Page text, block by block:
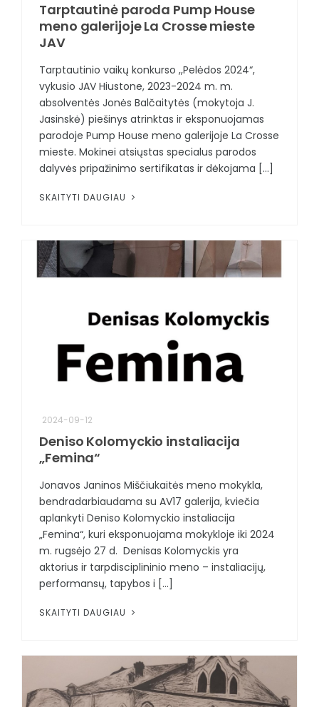
Tarptautinė paroda Pump House
meno galerijoje La Crosse mieste
JAV
Tarptautinio vaikų konkurso ,,Pelėdos 2024“,
vykusio JAV Hiustone, 2023-2024 m. m.
absolventės Jonės Balčaitytės (mokytoja J.
Jasinskė) piešinys atrinktas ir eksponuojamas
parodoje Pump House meno galerijoje La Crosse
mieste. Mokinei atsiųstas specialus parodos
dalyvės pripažinimo sertifikatas ir dėkojama [...]
SKAITYTI DAUGIAU
2024-09-12
Deniso Kolomyckio instaliacija
„Femina“
Jonavos Janinos Miščiukaitės meno mokykla,
bendradarbiaudama su AV17 galerija, kviečia
aplankyti Deniso Kolomyckio instaliacija
„Femina“, kuri eksponuojama mokykloje iki 2024
m. rugsėjo 27 d. Denisas Kolomyckis yra
aktorius ir tarpdisciplininio meno – instaliacijų,
performansų, tapybos i [...]
SKAITYTI DAUGIAU